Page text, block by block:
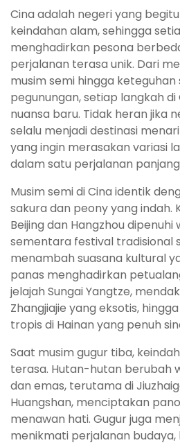
Cina adalah negeri yang
keindahan alam, sehingga
menghadirkan pesona
perjalanan terasa unik. Dari
musim semi hingga keteguhan
pegunungan, setiap langkah
nuansa baru. Tidak heran jika
selalu menjadi destinasi
yang ingin merasakan variasi
dalam satu perjalanan
Musim semi di Cina identik
sakura dan peony yang
Beijing dan Hangzhou
sementara festival tradisional
menambah suasana kultural
panas menghadirkan
jelajah Sungai Yangtze,
Zhangjiajie yang eksotis,
tropis di Hainan yang penuh
Saat musim gugur tiba,
terasa. Hutan-hutan berubah
dan emas, terutama di
Huangshan, menciptakan
menawan hati. Gugur juga
menikmati perjalanan budaya,